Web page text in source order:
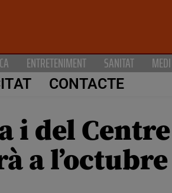
ENTRETENIMENT SANITAT
CONTACTE
i del
a l’octubre